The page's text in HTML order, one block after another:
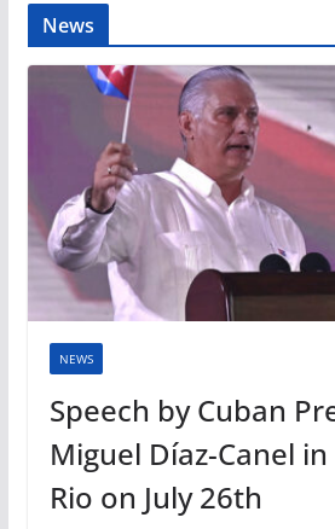
News
NEWS
Speech by Cuban
Miguel Díaz-Canel
Rio on July 26th